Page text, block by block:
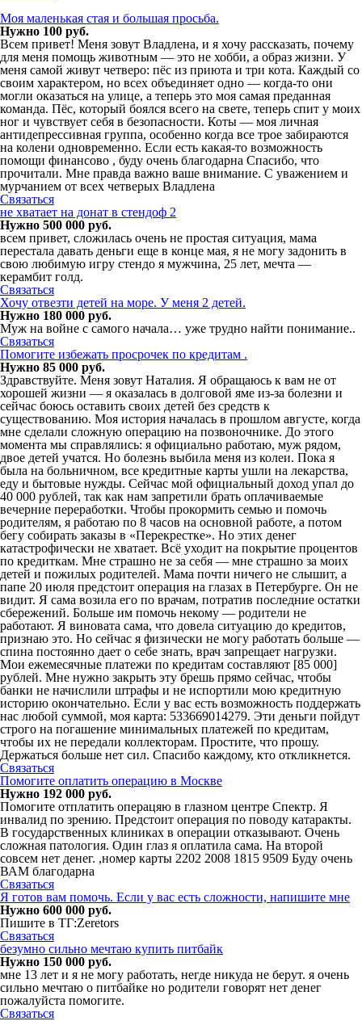
Моя маленькая стая и большая просьба.
Нужно 100 руб.
Всем привет! Меня зовут Владлена, и я хочу рассказать, почему
для меня помощь животным — это не хобби, а образ жизни. У
меня самой живут четверо: пёс из приюта и три кота. Каждый со
своим характером, но всех объединяет одно — когда-то они
могли оказаться на улице, а теперь это моя самая преданная
команда. Пёс, который боялся всего на свете, теперь спит у моих
ног и чувствует себя в безопасности. Коты — моя личная
антидепрессивная группа, особенно когда все трое забираются
на колени одновременно. Если есть какая-то возможность
помощи финансово , буду очень благодарна Спасибо, что
прочитали. Мне правда важно ваше внимание. С уважением и
мурчанием от всех четверых Владлена
Связаться
не хватает на донат в стендоф 2
Нужно 500 000 руб.
всем привет, сложилась очень не простая ситуация, мама
перестала давать деньги еще в конце мая, я не могу задонить в
свою любимую игру стендо я мужчина, 25 лет, мечта —
керамбит голд.
Связаться
Хочу отвезти детей на море. У меня 2 детей.
Нужно 180 000 руб.
Муж на войне с самого начала… уже трудно найти понимание..
Связаться
Помогите избежать просрочек по кредитам .
Нужно 85 000 руб.
Здравствуйте. Меня зовут Наталия. Я обращаюсь к вам не от
хорошей жизни — я оказалась в долговой яме из-за болезни и
сейчас боюсь оставить своих детей без средств к
существованию. Моя история началась в прошлом августе, когда
мне сделали сложную операцию на позвоночнике. До этого
момента мы справлялись: я официально работаю, муж рядом,
двое детей учатся. Но болезнь выбила меня из колеи. Пока я
была на больничном, все кредитные карты ушли на лекарства,
еду и бытовые нужды. Сейчас мой официальный доход упал до
40 000 рублей, так как нам запретили брать оплачиваемые
вечерние переработки. Чтобы прокормить семью и помочь
родителям, я работаю по 8 часов на основной работе, а потом
бегу собирать заказы в «Перекрестке». Но этих денег
катастрофически не хватает. Всё уходит на покрытие процентов
по кредиткам. Мне страшно не за себя — мне страшно за моих
детей и пожилых родителей. Мама почти ничего не слышит, а
папе 20 июля предстоит операция на глазах в Петербурге. Он не
видит. Я сама возила его по врачам, потратив последние остатки
сбережений. Больше им помочь некому — родители не
работают. Я виновата сама, что довела ситуацию до кредитов,
признаю это. Но сейчас я физически не могу работать больше —
спина постоянно дает о себе знать, врач запрещает нагрузки.
Мои ежемесячные платежи по кредитам составляют [85 000]
рублей. Мне нужно закрыть эту брешь прямо сейчас, чтобы
банки не начислили штрафы и не испортили мою кредитную
историю окончательно. Если у вас есть возможность поддержать
нас любой суммой, моя карта: 533669014279. Эти деньги пойдут
строго на погашение минимальных платежей по кредитам,
чтобы их не передали коллекторам. Простите, что прошу.
Держаться больше нет сил. Спасибо каждому, кто откликнется.
Связаться
Помогите оплатить операцию в Москве
Нужно 192 000 руб.
Помогите отплатить операцяю в глазном центре Спектр. Я
инвалид по зрению. Предстоит операция по поводу катаракты.
В государственных клиниках в операции отказывают. Очень
сложная патология. Один глаз я оплатила сама. На второй
совсем нет денег. ,номер карты 2202 2008 1815 9509 Буду очень
ВАМ благодарна
Связаться
Я готов вам помочь. Если у вас есть сложности, напишите мне
Нужно 600 000 руб.
Пишите в ТГ:Zeretors
Связаться
безумно сильно мечтаю купить питбайк
Нужно 150 000 руб.
мне 13 лет и я не могу работать, негде никуда не берут. я очень
сильно мечтаю о питбайке но родители говорят нет денег
пожалуйста помогите.
Связаться